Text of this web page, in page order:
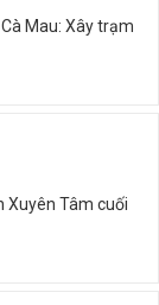
Mau: Xây trạm
Xuyên Tâm cuối